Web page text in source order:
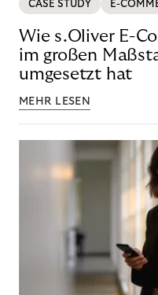
CASE STUDY E-
Wie s.Oliver E-
im großen
umgesetzt hat
MEHR LESEN